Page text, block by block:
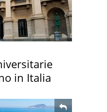
in Italia